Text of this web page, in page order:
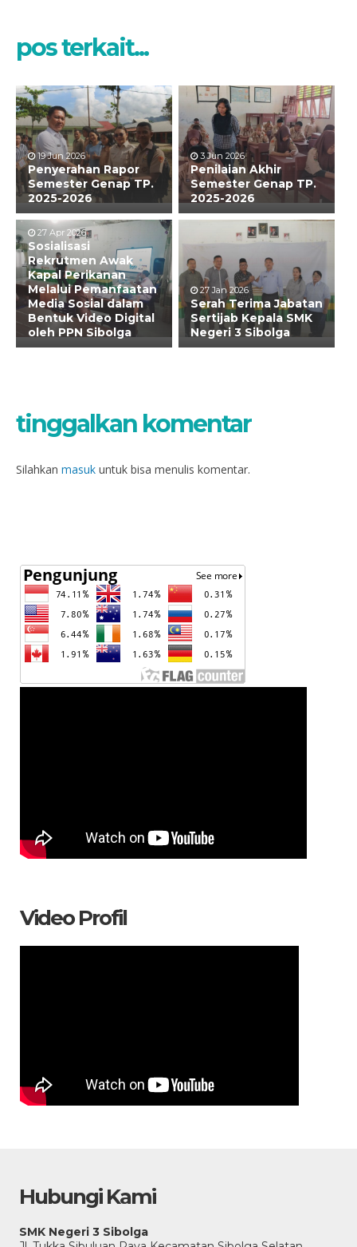
pos terkait...
19 Jun 2026
Penyerahan Rapor
Semester Genap TP.
2025-2026
3 Jun 2026
Penilaian Akhir
Semester Genap TP.
2025-2026
27 Apr 2026
Sosialisasi
Rekrutmen Awak
Kapal Perikanan
Melalui Pemanfaatan
Media Sosial dalam
Bentuk Video Digital
oleh PPN Sibolga
27 Jan 2026
Serah Terima Jabatan
Sertijab Kepala SMK
Negeri 3 Sibolga
tinggalkan komentar
Silahkan masuk untuk bisa menulis komentar.
Video Profil
Hubungi Kami
SMK Negeri 3 Sibolga